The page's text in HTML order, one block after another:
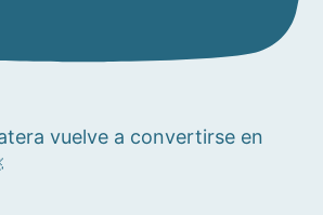
vuelve a convertirse en